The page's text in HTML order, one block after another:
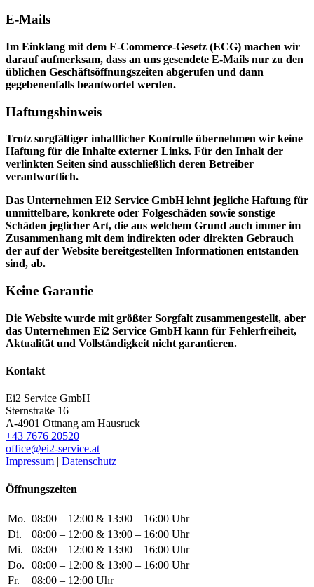
E-Mails
Im Einklang mit dem E-Commerce-Gesetz (ECG) machen wir
darauf aufmerksam, dass an uns gesendete E-Mails nur zu den
üblichen Geschäftsöffnungszeiten abgerufen und dann
gegebenenfalls beantwortet werden.
Haftungshinweis
Trotz sorgfältiger inhaltlicher Kontrolle übernehmen wir keine
Haftung für die Inhalte externer Links. Für den Inhalt der
verlinkten Seiten sind ausschließlich deren Betreiber
verantwortlich.
Das Unternehmen Ei2 Service GmbH lehnt jegliche Haftung für
unmittelbare, konkrete oder Folgeschäden sowie sonstige
Schäden jeglicher Art, die aus welchem Grund auch immer im
Zusammenhang mit dem indirekten oder direkten Gebrauch
der auf der Website bereitgestellten Informationen entstanden
sind, ab.
Keine Garantie
Die Website wurde mit größter Sorgfalt zusammengestellt, aber
das Unternehmen Ei2 Service GmbH kann für Fehlerfreiheit,
Aktualität und Vollständigkeit nicht garantieren.
Kontakt
Ei2 Service GmbH
Sternstraße 16
A-4901 Ottnang am Hausruck
+43 7676 20520
office@ei2-service.at
Impressum | Datenschutz
Öffnungszeiten
Mo. 08:00 – 12:00 & 13:00 – 16:00 Uhr
Di.
08:00 – 12:00 & 13:00 – 16:00 Uhr
Mi.
08:00 – 12:00 & 13:00 – 16:00 Uhr
Do.
08:00 – 12:00 & 13:00 – 16:00 Uhr
Fr.
08:00 – 12:00 Uhr